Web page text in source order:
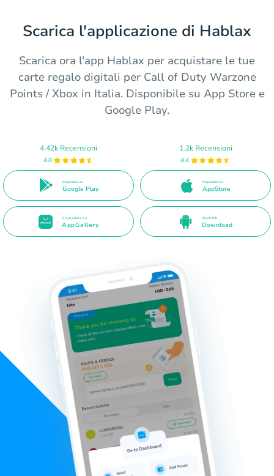
Scarica l'applicazione di Hablax
Scarica ora l'app Hablax per acquistare le tue
carte regalo digitali per Call of Duty Warzone
Points / Xbox in Italia. Disponibile su App Store e
Google Play.
4.42k Recensioni
4.8
Disponibile su
Google Play
1.2k Recensioni
4.4
Disponibile su
AppStore
Disponibile su
AppGallery
Direct APK
Download